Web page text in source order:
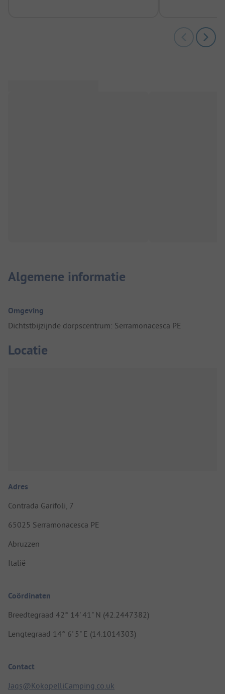
Algemene informatie
Omgeving
Dichtstbijzijnde dorpscentrum: Serramonacesca PE
Locatie
Adres
Contrada Garifoli, 7
65025 Serramonacesca PE
Abruzzen
Italië
Coördinaten
Breedtegraad 42° 14' 41" N (42.2447382)
Lengtegraad 14° 6' 5" E (14.1014303)
Contact
Jaqs@KokopelliCamping.co.uk